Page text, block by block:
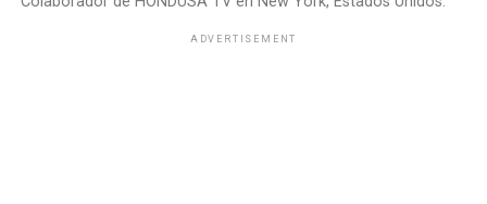
ADVERTISEMENT